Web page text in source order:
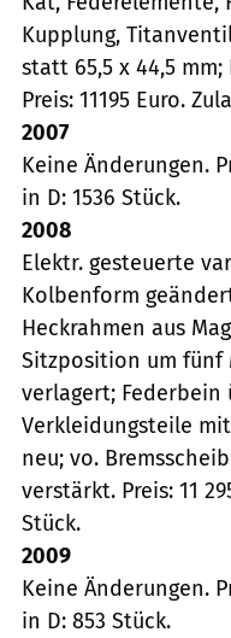
Kupplung,
statt 65,5 x 44,5
Preis: 11195 Euro.
2007
Keine Änderungen.
in D: 1536 Stück.
2008
Elektr. gesteuerte
Kolbenform
Heckrahmen aus
Sitzposition um fünf
verlagert;
Verkleidungsteile
neu; vo.
verstärkt. Preis: 11
Stück.
2009
Keine Änderungen.
in D: 853 Stück.